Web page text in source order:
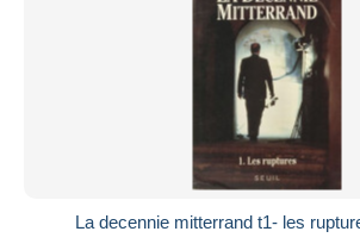
La decennie mitterrand t1- les